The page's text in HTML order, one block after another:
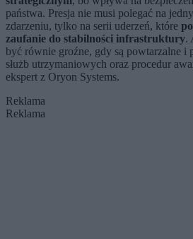
państwa. Presja nie musi polegać na
zdarzeniu, tylko na serii uderzeń, które
zaufanie do stabilności infrastruktury.
być równie groźne, gdy są powtarzalne i
służb utrzymaniowych oraz procedur
ekspert z Oryon Systems.
Reklama
Reklama